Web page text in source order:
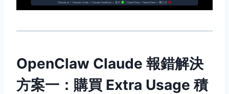
OpenClaw Claude 報錯解決
方案一：購買 Extra Usage 積